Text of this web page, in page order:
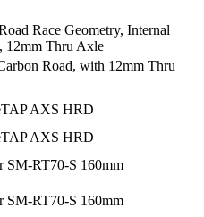
Race Geometry, Internal
12mm Thru Axle
Road, with 12mm Thru
AXS HRD
AXS HRD
SM-RT70-S 160mm
SM-RT70-S 160mm